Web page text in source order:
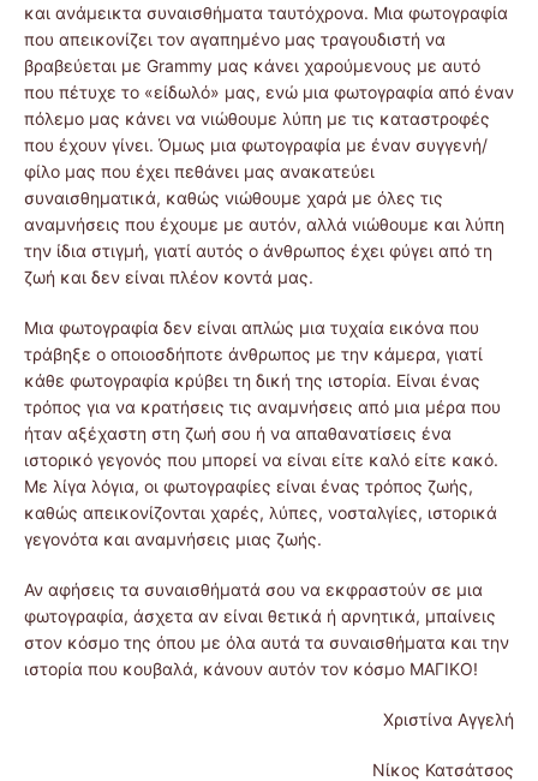
και ανάμεικτα συναισθήματα ταυτόχρονα. Μια φωτογραφία
που απεικονίζει τον αγαπημένο μας τραγουδιστή να
βραβεύεται με Grammy μας κάνει χαρούμενους με αυτό
που πέτυχε το «είδωλό» μας, ενώ μια φωτογραφία από έναν
πόλεμο μας κάνει να νιώθουμε λύπη με τις καταστροφές
που έχουν γίνει. Όμως μια φωτογραφία με έναν συγγενή/
φίλο μας που έχει πεθάνει μας ανακατεύει
συναισθηματικά, καθώς νιώθουμε χαρά με όλες τις
αναμνήσεις που έχουμε με αυτόν, αλλά νιώθουμε και λύπη
την ίδια στιγμή, γιατί αυτός ο άνθρωπος έχει φύγει από τη
ζωή και δεν είναι πλέον κοντά μας.
Μια φωτογραφία δεν είναι απλώς μια τυχαία εικόνα που
τράβηξε ο οποιοσδήποτε άνθρωπος με την κάμερα, γιατί
κάθε φωτογραφία κρύβει τη δική της ιστορία. Είναι ένας
τρόπος για να κρατήσεις τις αναμνήσεις από μια μέρα που
ήταν αξέχαστη στη ζωή σου ή να απαθανατίσεις ένα
ιστορικό γεγονός που μπορεί να είναι είτε καλό είτε κακό.
Με λίγα λόγια, οι φωτογραφίες είναι ένας τρόπος ζωής,
καθώς απεικονίζονται χαρές, λύπες, νοσταλγίες, ιστορικά
γεγονότα και αναμνήσεις μιας ζωής.
Αν αφήσεις τα συναισθήματά σου να εκφραστούν σε μια
φωτογραφία, άσχετα αν είναι θετικά ή αρνητικά, μπαίνεις
στον κόσμο της όπου με όλα αυτά τα συναισθήματα και την
ιστορία που κουβαλά, κάνουν αυτόν τον κόσμο ΜΑΓΙΚΟ!
Χριστίνα Αγγελή
Νίκος Κατσάτσος